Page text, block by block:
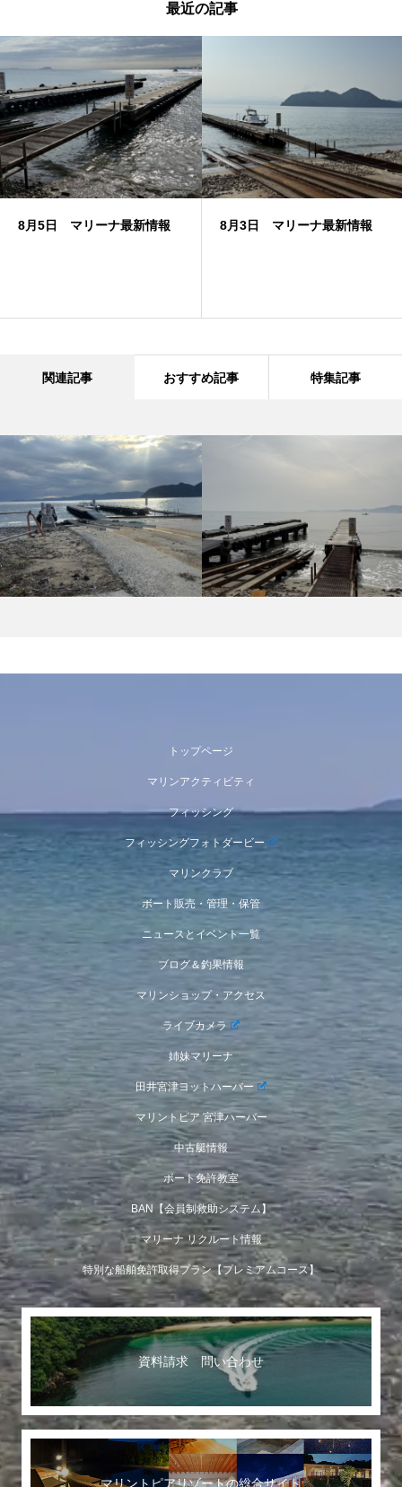
最近の記事
8月5日 マリーナ最新情報 8月3日 マリーナ最新情報
関連記事 おすすめ記事 特集記事
トップページ
マリンアクティビティ
フィッシング
フィッシングフォトダービー
マリンクラブ
ボート販売・管理・保管
ニュースとイベント一覧
ブログ＆釣果情報
マリンショップ・アクセス
ライブカメラ
姉妹マリーナ
田井宮津ヨットハーバー
マリントピア 宮津ハーバー
中古艇情報
ボート免許教室
BAN【会員制救助システム】
マリーナ リクルート情報
特別な船舶免許取得プラン【プレミアムコース】
資料請求 問い合わせ
マリントピアリゾートの総合サイト